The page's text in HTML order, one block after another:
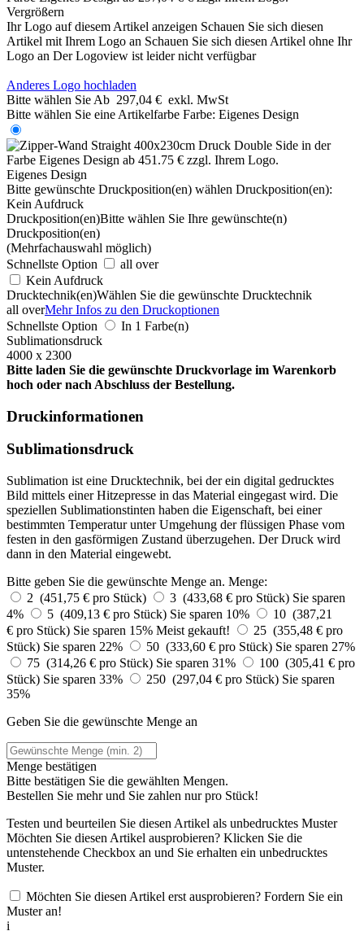
Vergrößern
Ihr Logo auf diesem Artikel anzeigen Schauen Sie sich diesen
Artikel mit Ihrem Logo an Schauen Sie sich diesen Artikel ohne Ihr
Logo an Der Logoview ist leider nicht verfügbar
Anderes Logo hochladen
Bitte wählen Sie Ab 297,04 € exkl. MwSt
Bitte wählen Sie eine Artikelfarbe Farbe: Eigenes Design
Eigenes Design
Bitte gewünschte Druckposition(en) wählen Druckposition(en):
Kein Aufdruck
Druckposition(en)Bitte wählen Sie Ihre gewünschte(n)
Druckposition(en)
(Mehrfachauswahl möglich)
Schnellste Option
all over
Kein Aufdruck
Drucktechnik(en)Wählen Sie die gewünschte Drucktechnik
all overMehr Infos zu den Druckoptionen
Schnellste Option
In 1 Farbe(n)
Sublimationsdruck
4000 x 2300
Bitte laden Sie die gewünschte Druckvorlage im Warenkorb
hoch oder nach Abschluss der Bestellung.
Druckinformationen
Sublimationsdruck
Sublimation ist eine Drucktechnik, bei der ein digital gedrucktes
Bild mittels einer Hitzepresse in das Material eingegast wird. Die
speziellen Sublimationstinten haben die Eigenschaft, bei einer
bestimmten Temperatur unter Umgehung der flüssigen Phase vom
festen in den gasförmigen Zustand überzugehen. Der Druck wird
dann in den Material eingewebt.
Bitte geben Sie die gewünschte Menge an. Menge:
2 (451,75 € pro Stück)
3 (433,68 € pro Stück) Sie sparen
4%
5 (409,13 € pro Stück) Sie sparen 10%
10 (387,21
€ pro Stück) Sie sparen 15% Meist gekauft!
25 (355,48 € pro
Stück) Sie sparen 22% 50 (333,60 € pro Stück) Sie sparen 27%
75 (314,26 € pro Stück) Sie sparen 31%
100 (305,41 € pro
Stück) Sie sparen 33% 250 (297,04 € pro Stück) Sie sparen
35%
Geben Sie die gewünschte Menge an
Menge bestätigen
Bitte bestätigen Sie die gewählten Mengen.
Bestellen Sie mehr und Sie zahlen nurpro Stück!
Testen und beurteilen Sie diesen Artikel als unbedrucktes Muster
Möchten Sie diesen Artikel ausprobieren? Klicken Sie die
untenstehende Checkbox an und Sie erhalten ein unbedrucktes
Muster.
Möchten Sie diesen Artikel erst ausprobieren? Fordern Sie ein
Muster an!
i